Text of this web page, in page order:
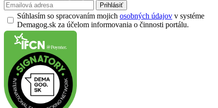
Prihlásiť
Súhlasím so spracovaním mojich osobných údajov v systéme
Demagog.sk za účelom informovania o činnosti portálu.